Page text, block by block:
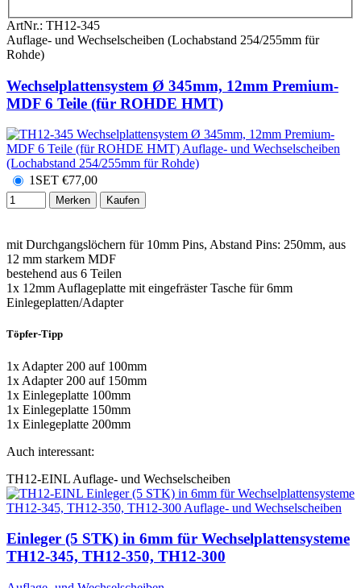
ArtNr.: TH12-345
Auflage- und Wechselscheiben (Lochabstand 254/255mm für
Rohde)
Wechselplattensystem Ø 345mm, 12mm Premium-
MDF 6 Teile (für ROHDE HMT)
1SET €77,00
Merken Kaufen
mit Durchgangslöchern für 10mm Pins, Abstand Pins: 250mm, aus
12 mm starkem MDF
bestehend aus 6 Teilen
1x 12mm Auflageplatte mit eingefräster Tasche für 6mm
Einlegeplatten/Adapter
Töpfer-Tipp
1x Adapter 200 auf 100mm
1x Adapter 200 auf 150mm
1x Einlegeplatte 100mm
1x Einlegeplatte 150mm
1x Einlegeplatte 200mm
Auch interessant:
TH12-EINL Auflage- und Wechselscheiben
Einleger (5 STK) in 6mm für Wechselplattensysteme
TH12-345, TH12-350, TH12-300